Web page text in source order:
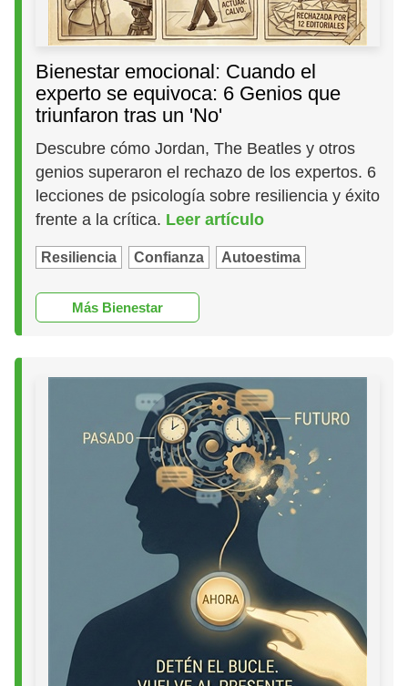
Bienestar emocional: Cuando el
experto se equivoca: 6 Genios que
triunfaron tras un 'No'
Descubre cómo Jordan, The Beatles y otros
genios superaron el rechazo de los expertos. 6
lecciones de psicología sobre resiliencia y éxito
frente a la crítica. Leer artículo
Resiliencia Confianza Autoestima
Más Bienestar